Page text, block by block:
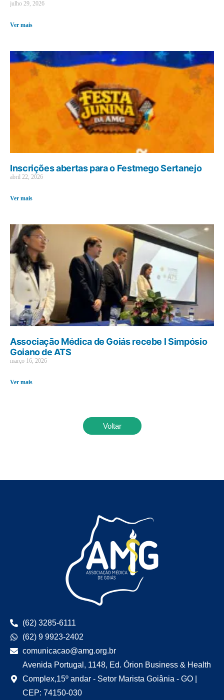
julho 29, 2026
Ver mais
Inscrições abertas para o Festmego Sertanejo
abril 22, 2026
Ver mais
Associação Médica de Goiás recebe I Simpósio
Goiano de ATS
março 16, 2026
Ver mais
Voltar
(62) 3285-6111
(62) 9 9923-2402
comunicacao@amg.org.br
Avenida Portugal, 1148, Ed. Órion Business & Health
Complex,15º andar - Setor Marista Goiânia - GO |
CEP: 74150-030